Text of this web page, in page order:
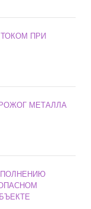
ПРИ
МЕТАЛЛА